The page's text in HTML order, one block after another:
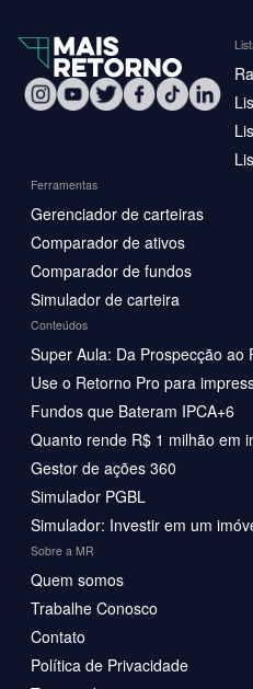
Ferramentas
Gerenciador de carteiras
Comparador de ativos
Comparador de fundos
Simulador de carteira
Conteúdos
Super Aula: Da Prospecção ao
Use o Retorno Pro para
Fundos que Bateram IPCA+6
Quanto rende R$ 1 milhão em
Gestor de ações 360
Simulador PGBL
Simulador: Investir em um
Sobre a MR
Quem somos
Trabalhe Conosco
Contato
Política de Privacidade